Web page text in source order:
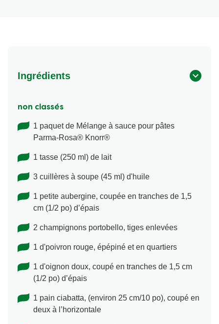
Ingrédients
non classés
1 paquet de Mélange à sauce pour pâtes
Parma-Rosa® Knorr®
1 tasse (250 ml) de lait
3 cuillères à soupe (45 ml) d'huile
1 petite aubergine, coupée en tranches de 1,5
cm (1/2 po) d’épais
2 champignons portobello, tiges enlevées
1 d'poivron rouge, épépiné et en quartiers
1 d'oignon doux, coupé en tranches de 1,5 cm
(1/2 po) d’épais
1 pain ciabatta, (environ 25 cm/10 po), coupé en
deux à l’horizontale